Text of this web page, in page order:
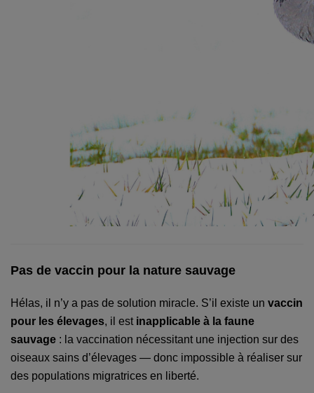
Pas de vaccin pour la nature sauvage
Hélas, il n’y a pas de solution miracle. S’il existe un vaccin
pour les élevages, il est inapplicable à la faune
sauvage : la vaccination nécessitant une injection sur des
oiseaux sains d’élevages — donc impossible à réaliser sur
des populations migratrices en liberté.